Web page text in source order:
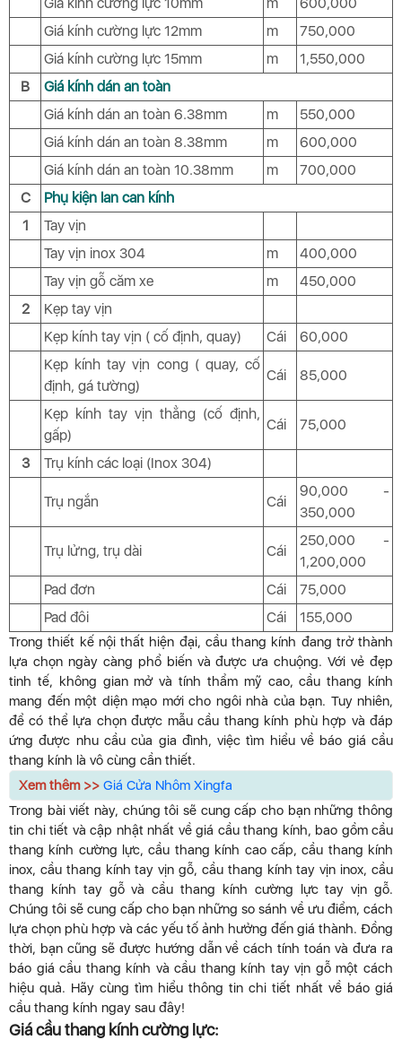
Giá kính cường lực 10mm
m
600,000
Giá kính cường lực 12mm
m
750,000
Giá kính cường lực 15mm
m
1,550,000
B
Giá kính dán an toàn
Giá kính dán an toàn 6.38mm
m
550,000
Giá kính dán an toàn 8.38mm
m
600,000
Giá kính dán an toàn 10.38mm
m
700,000
C
Phụ kiện lan can kính
1
Tay vịn
Tay vịn inox 304
m
400,000
Tay vịn gỗ căm xe
m
450,000
2
Kẹp tay vịn
Kẹp kính tay vịn ( cố định, quay)
Cái
60,000
Kẹp kính tay vịn cong ( quay, cố
định, gá tường)
Cái 85,000
Kẹp kính tay vịn thẳng (cố định,
gấp)
Cái 75,000
3 Trụ kính các loại (Inox 304)
Trụ ngắn Cái
90,000 -
350,000
Trụ lửng, trụ dài Cái
250,000 -
1,200,000
Pad đơn
Cái
75,000
Pad đôi
Cái 155,000
Trong thiết kế nội thất hiện đại, cầu thang kính đang trở thành
lựa chọn ngày càng phổ biến và được ưa chuộng. Với vẻ đẹp
tinh tế, không gian mở và tính thẩm mỹ cao, cầu thang kính
mang đến một diện mạo mới cho ngôi nhà của bạn. Tuy nhiên,
để có thể lựa chọn được mẫu cầu thang kính phù hợp và đáp
ứng được nhu cầu của gia đình, việc tìm hiểu về báo giá cầu
thang kính là vô cùng cần thiết.
Xem thêm >> Giá Cửa Nhôm Xingfa
Trong bài viết này, chúng tôi sẽ cung cấp cho bạn những thông
tin chi tiết và cập nhật nhất về giá cầu thang kính, bao gồm cầu
thang kính cường lực, cầu thang kính cao cấp, cầu thang kính
inox, cầu thang kính tay vịn gỗ, cầu thang kính tay vịn inox, cầu
thang kính tay gỗ và cầu thang kính cường lực tay vịn gỗ.
Chúng tôi sẽ cung cấp cho bạn những so sánh về ưu điểm, cách
lựa chọn phù hợp và các yếu tố ảnh hưởng đến giá thành. Đồng
thời, bạn cũng sẽ được hướng dẫn về cách tính toán và đưa ra
báo giá cầu thang kính và cầu thang kính tay vịn gỗ một cách
hiệu quả. Hãy cùng tìm hiểu thông tin chi tiết nhất về báo giá
cầu thang kính ngay sau đây!
Giá cầu thang kính cường lực: